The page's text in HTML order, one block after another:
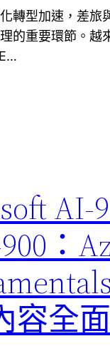
轉型加速，差旅
的重要環節。越
AI-
：
容全